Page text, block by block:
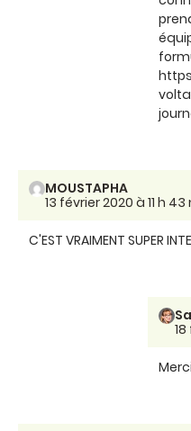
MOUSTAPHA
13 février 2020 à 11 h 43
C'EST VRAIMENT SUPER